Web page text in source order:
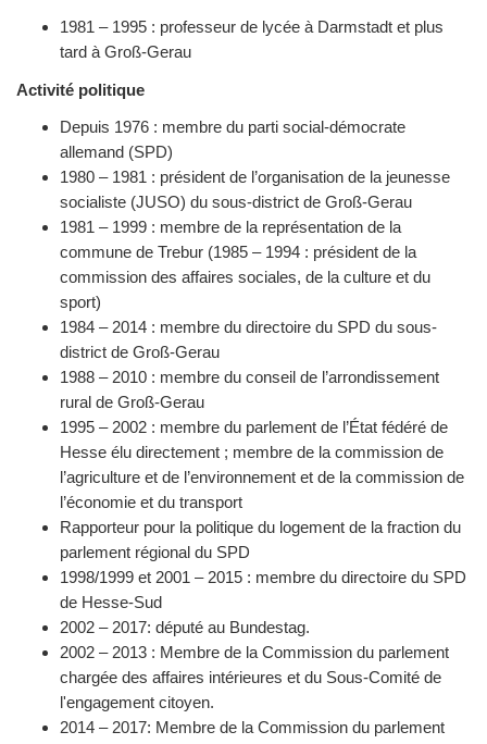
1981 – 1995 : professeur de lycée à Darmstadt et plus
tard à Groß-Gerau
Activité politique
Depuis 1976 : membre du parti social-démocrate
allemand (SPD)
1980 – 1981 : président de l’organisation de la jeunesse
socialiste (JUSO) du sous-district de Groß-Gerau
1981 – 1999 : membre de la représentation de la
commune de Trebur (1985 – 1994 : président de la
commission des affaires sociales, de la culture et du
sport)
1984 – 2014 : membre du directoire du SPD du sous-
district de Groß-Gerau
1988 – 2010 : membre du conseil de l’arrondissement
rural de Groß-Gerau
1995 – 2002 : membre du parlement de l’État fédéré de
Hesse élu directement ; membre de la commission de
l’agriculture et de l’environnement et de la commission de
l’économie et du transport
Rapporteur pour la politique du logement de la fraction du
parlement régional du SPD
1998/1999 et 2001 – 2015 : membre du directoire du SPD
de Hesse-Sud
2002 – 2017: député au Bundestag.
2002 – 2013 : Membre de la Commission du parlement
chargée des affaires intérieures et du Sous-Comité de
l'engagement citoyen.
2014 – 2017: Membre de la Commission du parlement